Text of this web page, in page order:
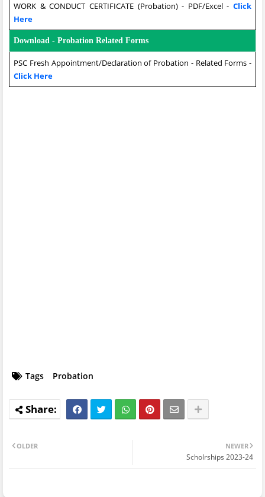
WORK & CONDUCT CERTIFICATE (Probation) - PDF/Excel - Click
Here
Download - Probation Related Forms
PSC Fresh Appointment/Declaration of Probation - Related Forms -
Click Here
Tags Probation
NEWER
Scholrships 2023-24
OLDER